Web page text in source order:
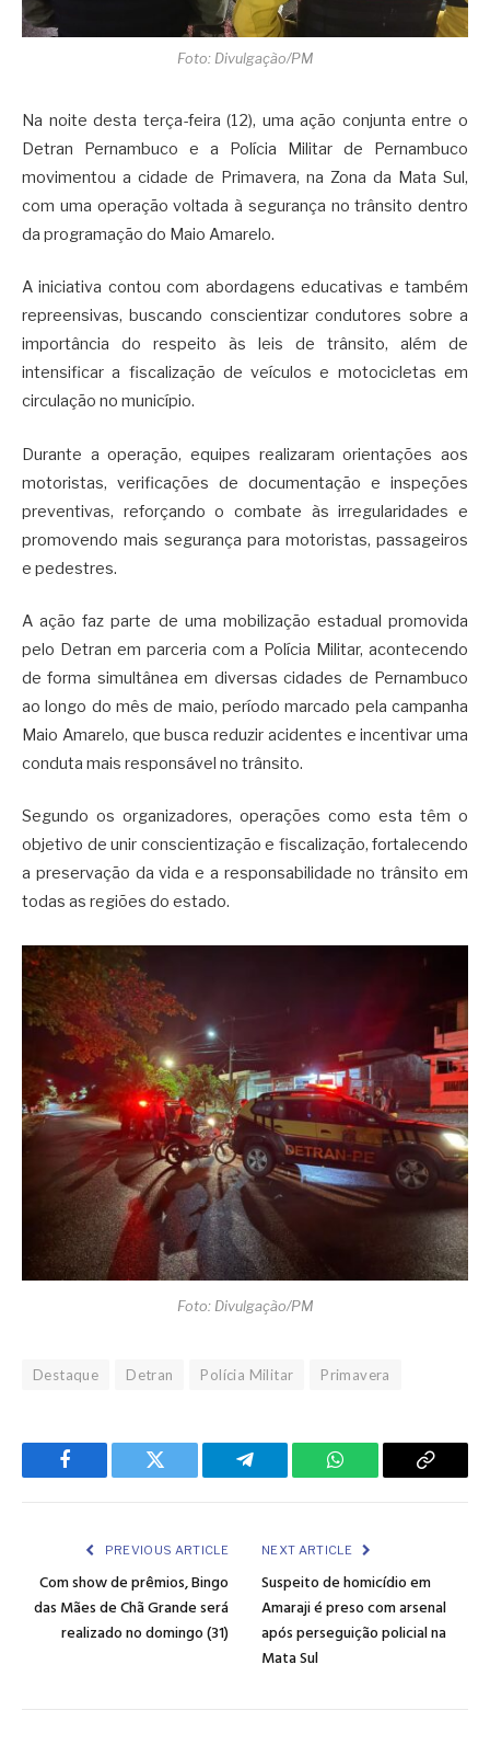
Foto: Divulgação/PM
Na noite desta terça-feira (12), uma ação conjunta entre o
Detran Pernambuco e a Polícia Militar de Pernambuco
movimentou a cidade de Primavera, na Zona da Mata Sul,
com uma operação voltada à segurança no trânsito dentro
da programação do Maio Amarelo.
A iniciativa contou com abordagens educativas e também
repreensivas, buscando conscientizar condutores sobre a
importância do respeito às leis de trânsito, além de
intensificar a fiscalização de veículos e motocicletas em
circulação no município.
Durante a operação, equipes realizaram orientações aos
motoristas, verificações de documentação e inspeções
preventivas, reforçando o combate às irregularidades e
promovendo mais segurança para motoristas, passageiros
e pedestres.
A ação faz parte de uma mobilização estadual promovida
pelo Detran em parceria com a Polícia Militar, acontecendo
de forma simultânea em diversas cidades de Pernambuco
ao longo do mês de maio, período marcado pela campanha
Maio Amarelo, que busca reduzir acidentes e incentivar uma
conduta mais responsável no trânsito.
Segundo os organizadores, operações como esta têm o
objetivo de unir conscientização e fiscalização, fortalecendo
a preservação da vida e a responsabilidade no trânsito em
todas as regiões do estado.
Foto: Divulgação/PM
Destaque Detran Polícia Militar Primavera
Facebook Twitter Telegram WhatsApp Copy
PREVIOUS ARTICLE
Com show de prêmios, Bingo
das Mães de Chã Grande será
realizado no domingo (31)
NEXT ARTICLE
Suspeito de homicídio em
Amaraji é preso com arsenal
após perseguição policial na
Mata Sul